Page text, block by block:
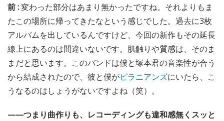
前 :変わった部分はあまり無かったですね。それよりもま
たこの場所に帰ってきたなという感じでした。過去に3枚
アルバムを出しているんですけど、今回の新作もその延長
線上にあるのは間違いないです。肌触りや質感は、そのま
まだと思います。このバンドは僕と塚本君の音楽性が合う
から結成されたので、彼と僕がピラニアンズにいたら、こ
うなるのはしょうがないですよね（笑）。
——つまり曲作りも、レコーディングも違和感無くスッと